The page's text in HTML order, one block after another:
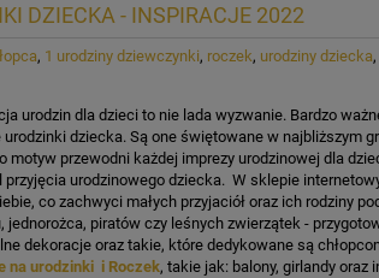
DZIECKA - INSPIRACJE 2022
, 1 urodziny dziewczynki, roczek, urodziny dziecka,
urodzin dla dzieci to nie lada wyzwanie. Bardzo
urodzinki dziecka. Są one świętowane w najbliższym
motyw przewodni każdej imprezy urodzinowej dla
przyjęcia urodzinowego dziecka. W sklepie
co zachwyci małych przyjaciół oraz ich rodziny
jednorożca, piratów czy leśnych zwierzątek -
dekoracje oraz takie, które dedykowane są
na urodzinki i Roczek, takie jak: balony, girlandy oraz